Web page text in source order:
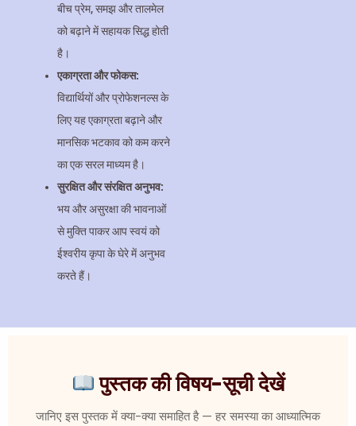
बीच प्रेम, समझ और तालमेल
को बढ़ाने में सहायक सिद्ध होती
है।
एकाग्रता और फोकस:
विद्यार्थियों और प्रोफेशनल्स के
लिए यह एकाग्रता बढ़ाने और
मानसिक भटकाव को कम करने
का एक सरल माध्यम है।
सुरक्षित और संरक्षित अनुभव:
भय और असुरक्षा की भावनाओं
से मुक्ति पाकर आप स्वयं को
ईश्वरीय कृपा के घेरे में अनुभव
करते हैं।
पुस्तक की विषय-सूची देखें
जानिए इस पुस्तक में क्या-क्या समाहित है — हर समस्या का आध्यात्मिक